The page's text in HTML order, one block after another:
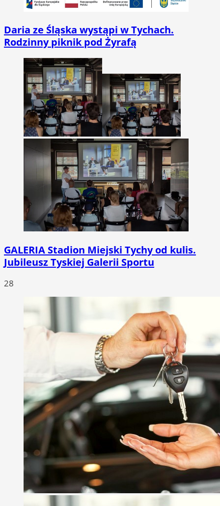
Daria ze Śląska wystąpi w Tychach.
Rodzinny piknik pod Żyrafą
GALERIA Stadion Miejski Tychy od kulis.
Jubileusz Tyskiej Galerii Sportu
28